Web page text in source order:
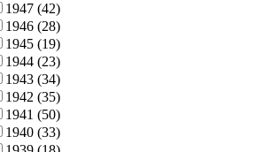
1947 (42)
1946 (28)
1945 (19)
1944 (23)
1943 (34)
1942 (35)
1941 (50)
1940 (33)